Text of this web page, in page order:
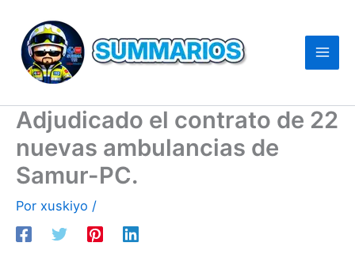
contenido
Adjudicado el contrato de 22
nuevas ambulancias de
Samur-PC.
Por xuskiyo /